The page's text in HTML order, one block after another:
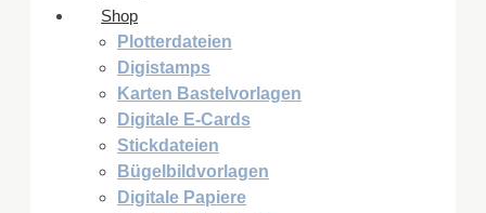
Shop
Plotterdateien
Digistamps
Karten Bastelvorlagen
Digitale E-Cards
Stickdateien
Bügelbildvorlagen
Digitale Papiere